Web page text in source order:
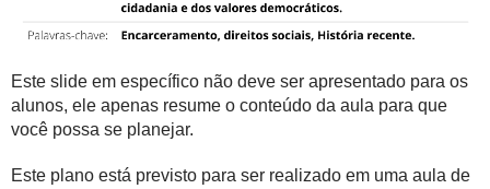
Este slide em específico não deve ser apresentado para os
alunos, ele apenas resume o conteúdo da aula para que
você possa se planejar.
Este plano está previsto para ser realizado em uma aula de